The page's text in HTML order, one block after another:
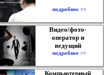
подробнее >>
Видео/фото-
оператор и
ведущий
подробнее >>
Компьютерный